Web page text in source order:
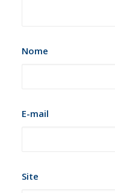
Nome
E-mail
Site